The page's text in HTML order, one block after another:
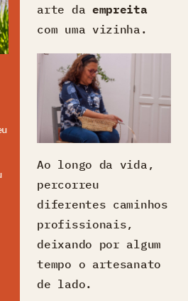
arte da empreita
com uma vizinha.
Ao longo da vida,
percorreu
diferentes caminhos
profissionais,
deixando por algum
tempo o artesanato
de lado.